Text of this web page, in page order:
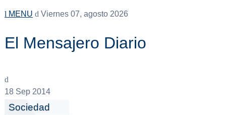
MENU Viernes 07, agosto 2026
El Mensajero Diario
18Sep 2014
Sociedad